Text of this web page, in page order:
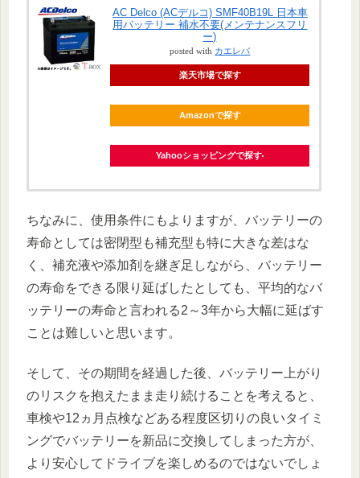
AC Delco (ACデルコ) SMF40B19L 日本車
用バッテリー 補水不要(メンテナンスフリ
ー)
posted with カエレバ
楽天市場で探す
Amazonで探す
Yahooショッピングで探す
ちなみに、使用条件にもよりますが、バッテリーの
寿命としては密閉型も補充型も特に大きな差はな
く、補充液や添加剤を継ぎ足しながら、バッテリー
の寿命をできる限り延ばしたとしても、平均的なバ
ッテリーの寿命と言われる2～3年から大幅に延ばす
ことは難しいと思います。
そして、その期間を経過した後、バッテリー上がり
のリスクを抱えたまま走り続けることを考えると、
車検や12ヵ月点検などある程度区切りの良いタイミ
ングでバッテリーを新品に交換してしまった方が、
より安心してドライブを楽しめるのではないでしょ